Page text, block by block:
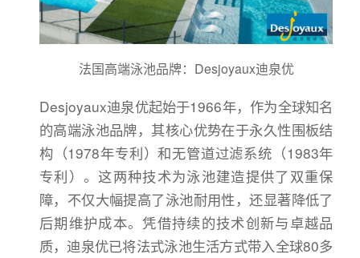
法国高端泳池品牌：Desjoyaux迪泉优
Desjoyaux迪泉优起始于1966年，作为全球知名
的高端泳池品牌，其核心优势在于永久性围板结
构（1978年专利）和无管道过滤系统（1983年
专利）。这两种技术为泳池建造提供了双重保
障，不仅大幅提高了泳池耐用性，还显著降低了
后期维护成本。凭借持续的技术创新与卓越品
质，迪泉优已将法式泳池生活方式带入全球80多